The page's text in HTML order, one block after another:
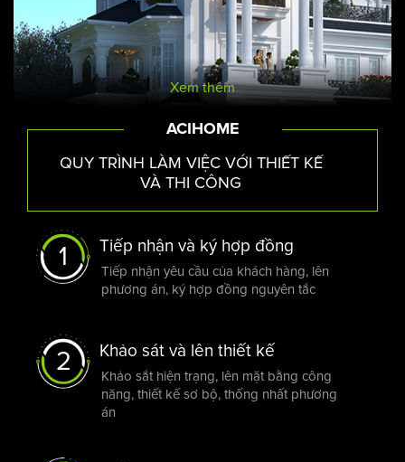
Biệt thự mái Thái
Biệt thự thiết kế mái Thái mang đến vẻ đẹp nhẹ nhàng, làm
nổi bật sự thanh thoát, cao ráo của công trình. Kiến trúc dễ
dàng cộng hưởng với các phong cách như tân cổ điển hay
Xem thêm
ACIHOME
QUY TRÌNH LÀM VIỆC VỚI THIẾT KẾ
VÀ THI CÔNG
1 Tiếp nhận và ký hợp đồng
Tiếp nhận yêu cầu của khách hàng, lên
phương án, ký hợp đồng nguyên tắc
2 Khảo sát và lên thiết kế
Khảo sắt hiện trạng, lên mặt bằng công
năng, thiết kế sơ bộ, thống nhất phương
án